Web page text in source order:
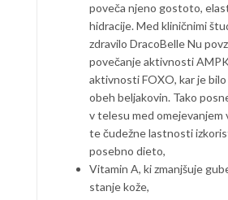
poveča njeno gostoto,
hidracije. Med kliničnimi
zdravilo DracoBelle Nu
povečanje aktivnosti
aktivnosti FOXO, kar je
obeh beljakovin. Tako
v telesu med omejevanjem
te čudežne lastnosti
posebno dieto,
Vitamin A, ki zmanjšuje
stanje kože,